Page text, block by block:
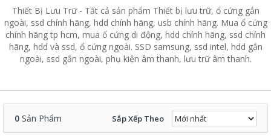
Thiết Bị Lưu Trữ - Tất cả sản phẩm Thiết bị lưu trữ, ổ cứng gắn
ngoài, ssd chính hãng, hdd chính hãng, usb chính hãng. Mua ổ cứng
chính hãng tp hcm, mua ổ cứng di động, hdd chính hãng, ssd chính
hãng, hdd và ssd, ổ cứng ngoài. SSD samsung, ssd intel, hdd gắn
ngoài, ssd gắn ngoài, phụ kiện âm thanh, lưu trữ âm thanh.
0 Sản Phẩm Sắp Xếp Theo